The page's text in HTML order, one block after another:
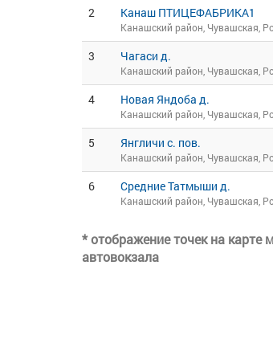
2 Канаш ПТИЦЕФАБРИКА1
Канашский район, Чувашская,
3 Чагаси д.
Канашский район, Чувашская,
4 Новая Яндоба д.
Канашский район, Чувашская,
5 Янгличи с. пов.
Канашский район, Чувашская,
6 Средние Татмыши д.
Канашский район, Чувашская,
* отображение точек на
автовокзала